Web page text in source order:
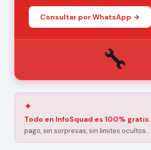
Consultar por WhatsApp →
🔧
✦
Todo en InfoSquad es 100% gratis.
pago, sin sorpresas, sin limites ocultos.